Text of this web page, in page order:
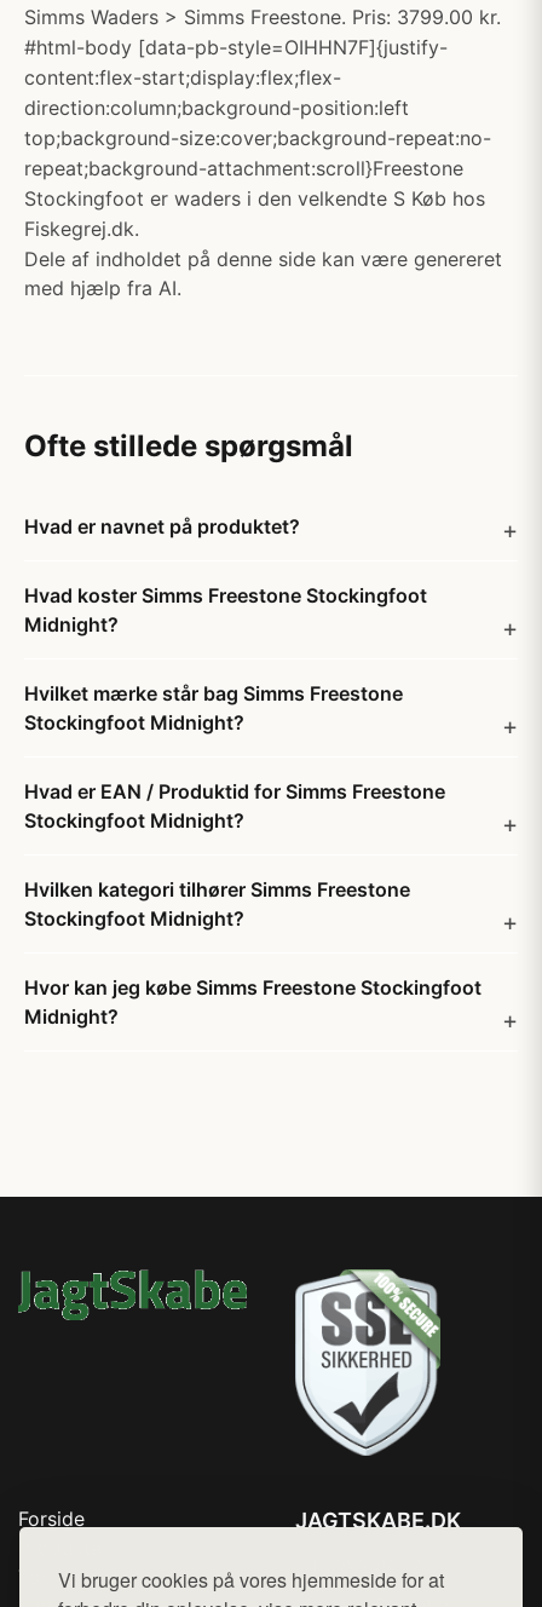
Vi bruger cookies på vores hjemmeside for at
Simms Waders > Simms Freestone. Pris: 3799.00 kr.
#html-body [data-pb-style=OIHHN7F]{justify-
content:flex-start;display:flex;flex-
direction:column;background-position:left
top;background-size:cover;background-repeat:no-
repeat;background-attachment:scroll}Freestone
Stockingfoot er waders i den velkendte S Køb hos
Fiskegrej.dk.
Dele af indholdet på denne side kan være genereret
med hjælp fra AI.
Ofte stillede spørgsmål
Hvad er navnet på produktet?
Hvad koster Simms Freestone Stockingfoot
Midnight?
Hvilket mærke står bag Simms Freestone
Stockingfoot Midnight?
Hvad er EAN / Produktid for Simms Freestone
Stockingfoot Midnight?
Hvilken kategori tilhører Simms Freestone
Stockingfoot Midnight?
Hvor kan jeg købe Simms Freestone Stockingfoot
Midnight?
Forside
Top Rabatter
JAGTSKABE.DK